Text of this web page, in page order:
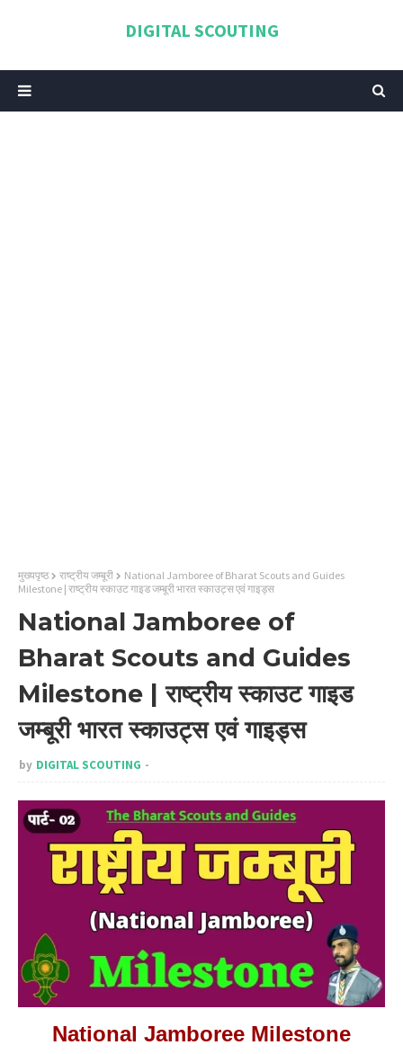
DIGITAL SCOUTING
मुख्यपृष्ठ राष्ट्रीय जम्बूरी
National Jamboree of Bharat Scouts and Guides
Milestone | राष्ट्रीय स्काउट गाइड जम्बूरी भारत स्काउट्स एवं गाइड्स
National Jamboree of
Bharat Scouts and Guides
Milestone | राष्ट्रीय स्काउट गाइड
जम्बूरी भारत स्काउट्स एवं गाइड्स
by DIGITAL SCOUTING
National Jamboree Milestone